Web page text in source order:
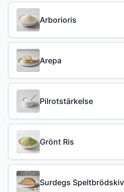
Arborioris
Arepa
Pilrotstärkelse
Grönt Ris
Surdegs